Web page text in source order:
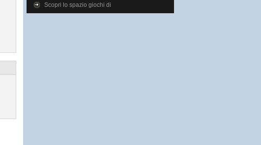
Scopri lo spazio giochi di